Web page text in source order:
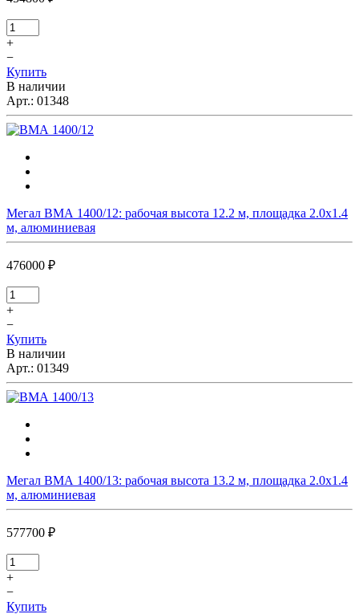
+
−
Купить
В наличии
Арт.: 01348
Мегал ВМА 1400/12: рабочая высота 12.2 м, площадка 2.0х1.4
м, алюминиевая
476000 ₽
+
−
Купить
В наличии
Арт.: 01349
Мегал ВМА 1400/13: рабочая высота 13.2 м, площадка 2.0х1.4
м, алюминиевая
577700 ₽
+
−
Купить